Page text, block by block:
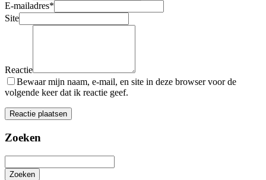
E-mailadres*
Site
Reactie
Bewaar mijn naam, e-mail, en site in deze browser voor de
volgende keer dat ik reactie geef.
Zoeken
Zoeken